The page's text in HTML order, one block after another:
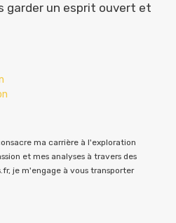
garder un esprit ouvert et
ma carrière à l'exploration
et mes analyses à travers des
je m'engage à vous transporter